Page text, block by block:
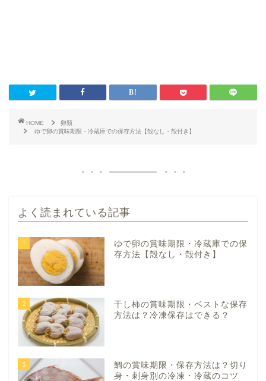
HOME
卵類
ゆで卵の賞味期限・冷蔵庫での保存方法【殻なし・殻付き】
よく読まれている記事
1
ゆで卵の賞味期限・冷蔵庫での保
存方法【殻なし・殻付き】
2
干し柿の賞味期限・ベストな保存
方法は？冷凍保存はできる？
3
鯛の賞味期限・保存方法は？切り
身・刺身別の冷凍・冷蔵のコツ